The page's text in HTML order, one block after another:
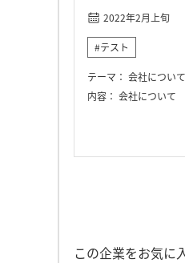
2022年2月上旬
#テスト
テーマ： 会社について
内容： 会社について
この企業をお気に